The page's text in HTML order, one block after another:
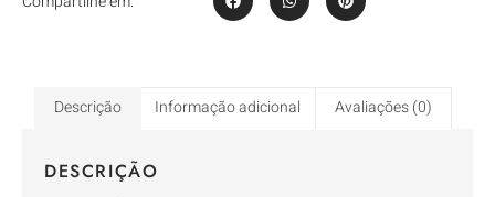
Descrição Informação adicional Avaliações (0)
DESCRIÇÃO